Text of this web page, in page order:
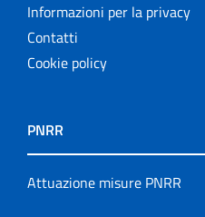
Informazioni per la privacy
Contatti
Cookie policy
PNRR
Attuazione misure PNRR